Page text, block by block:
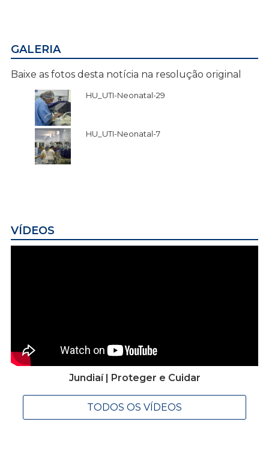
GALERIA
Baixe as fotos desta notícia na resolução original
HU_UTI-Neonatal-29
HU_UTI-Neonatal-7
VÍDEOS
Jundiaí | Proteger e Cuidar
TODOS OS VÍDEOS